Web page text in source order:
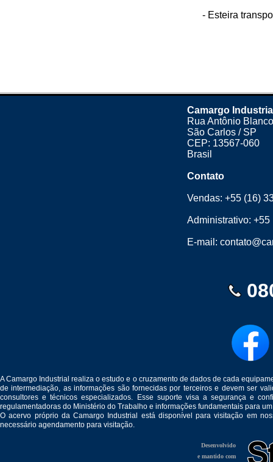
- Esteira
Camargo
Rua Antônio
São Carlos / SP
CEP: 13567-060
Brasil
Contato
Vendas:+55 (16)
Administrativo:+55
E-mail:
A Camargo Industrial realiza o estudo e o cruzamento de dados de cada
de intermediação, as informações são fornecidas por terceiros e devem ser
consultores e técnicos especializados. Esse suporte visa a segurança e
regulamentadoras do Ministério do Trabalho e informações fundamentais para
O acervo próprio da Camargo Industrial está disponível para visitação em
necessário agendamento para visitação.
Desenvolvido
e mantido com